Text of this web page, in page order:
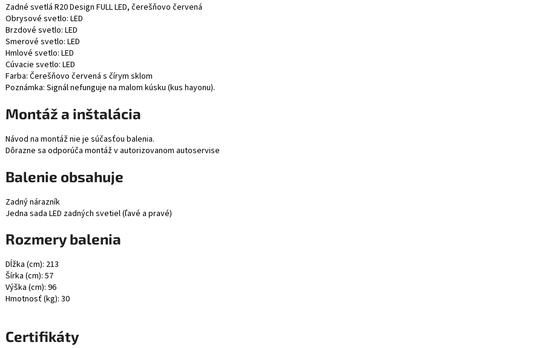
Zadné svetlá R20 Design FULL LED, čerešňovo červená
Obrysové svetlo: LED
Brzdové svetlo: LED
Smerové svetlo: LED
Hmlové svetlo: LED
Cúvacie svetlo: LED
Farba: Čerešňovo červená s čírym sklom
Poznámka: Signál nefunguje na malom kúsku (kus hayonu).
Montáž a inštalácia
Návod na montáž nie je súčasťou balenia.
Dôrazne sa odporúča montáž v autorizovanom autoservise
Balenie obsahuje
Zadný nárazník
Jedna sada LED zadných svetiel (ľavé a pravé)
Rozmery balenia
Dĺžka (cm): 213
Šírka (cm): 57
Výška (cm): 96
Hmotnosť (kg): 30
Certifikáty